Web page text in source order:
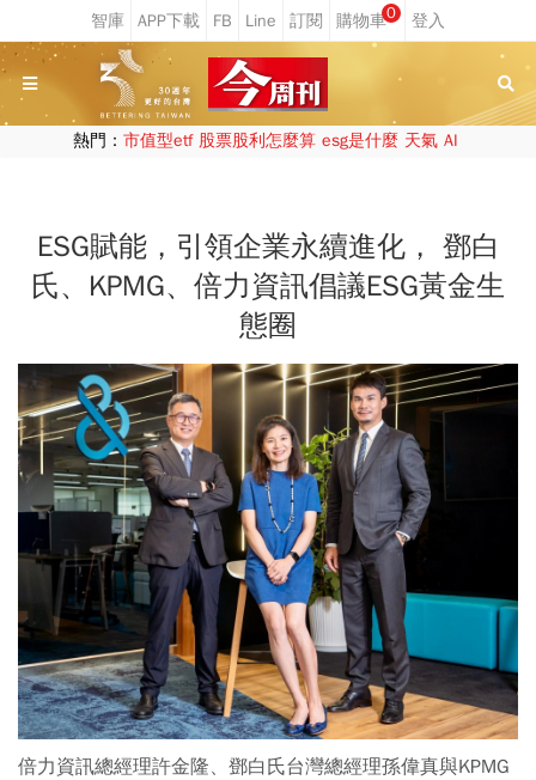
0
熱門： 市值型etf 股票股利怎麼算 esg是什麼 天氣 AI
ESG賦能，引領企業永續進化， 鄧白
氏、KPMG、倍力資訊倡議ESG黃金生
態圈
倍力資訊總經理許金隆、鄧白氏台灣總經理孫偉真與KPMG